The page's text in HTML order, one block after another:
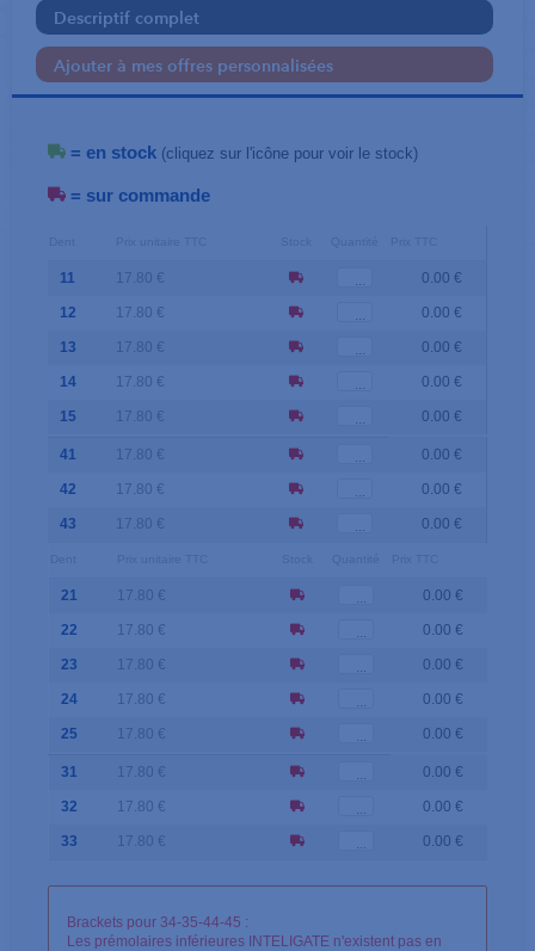
Descriptif complet
Ajouter à mes offres personnalisées
= en stock (cliquez sur l'icône pour voir le stock)
= sur commande
11 17.80 € 0.00 €
12 17.80 € 0.00 €
13 17.80 € 0.00 €
14 17.80 € 0.00 €
15 17.80 € 0.00 €
41 17.80 € 0.00 €
42 17.80 € 0.00 €
43 17.80 € 0.00 €
21 17.80 € 0.00 €
22 17.80 € 0.00 €
23 17.80 € 0.00 €
24 17.80 € 0.00 €
25 17.80 € 0.00 €
31 17.80 € 0.00 €
32 17.80 € 0.00 €
33 17.80 € 0.00 €
Brackets pour 34-35-44-45 :
Les prémolaires inférieures INTELIGATE n'existent pas en